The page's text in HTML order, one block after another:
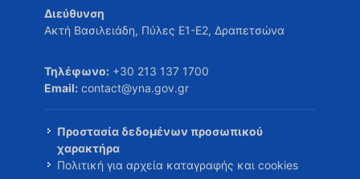
Διεύθυνση
Ακτή Βασιλειάδη, Πύλες Ε1-Ε2, Δραπετσώνα
Τηλέφωνο: +30 213 137 1700
Email: contact@yna.gov.gr
Προστασία δεδομένων προσωπικού
χαρακτήρα
Πολιτική για αρχεία καταγραφής και cookies